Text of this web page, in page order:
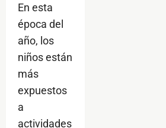
En esta
época del
año, los
niños están
más
expuestos
a
actividades